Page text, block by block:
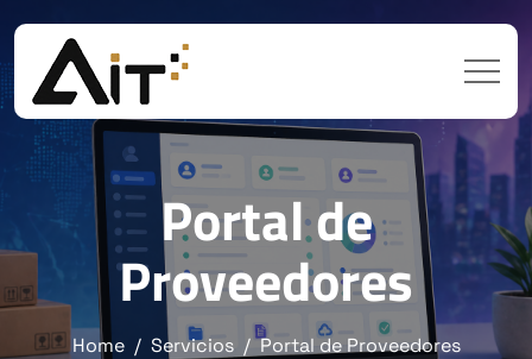
Portal de
Proveedores
Home Servicios Portal de Proveedores